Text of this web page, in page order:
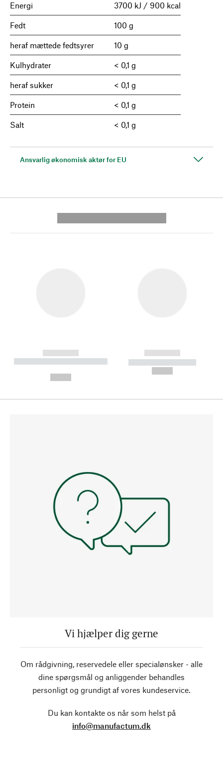
Energi 3700 kJ / 900 kcal
Fedt 100 g
heraf mættede fedtsyrer 10 g
Kulhydrater < 0,1 g
heraf sukker < 0,1 g
Protein < 0,1 g
Salt < 0,1 g
Ansvarlig økonomisk aktør for EU
------------
----------- ----------- --------
------------
----------- -----------
Vi hjælper dig gerne
Om rådgivning, reservedele eller specialønsker - alle
dine spørgsmål og anliggender behandles
personligt og grundigt af vores kundeservice.
Du kan kontakte os når som helst på
info@manufactum.dk